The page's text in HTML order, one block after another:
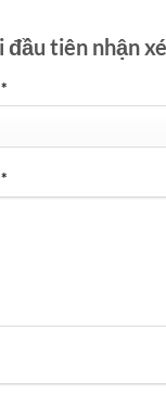
tiên nhận
*
*